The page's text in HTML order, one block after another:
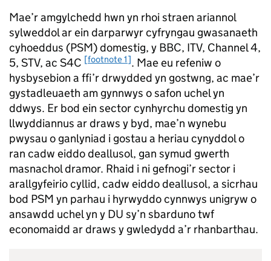
Mae’r amgylchedd hwn yn rhoi straen ariannol
sylweddol ar ein darparwyr cyfryngau gwasanaeth
cyhoeddus (PSM) domestig, y BBC, ITV, Channel 4,
5, STV, ac S4C [footnote 1]. Mae eu refeniw o
hysbysebion a ffi’r drwydded yn gostwng, ac mae’r
gystadleuaeth am gynnwys o safon uchel yn
ddwys. Er bod ein sector cynhyrchu domestig yn
llwyddiannus ar draws y byd, mae’n wynebu
pwysau o ganlyniad i gostau a heriau cynyddol o
ran cadw eiddo deallusol, gan symud gwerth
masnachol dramor. Rhaid i ni gefnogi’r sector i
arallgyfeirio cyllid, cadw eiddo deallusol, a sicrhau
bod PSM yn parhau i hyrwyddo cynnwys unigryw o
ansawdd uchel yn y DU sy’n sbarduno twf
economaidd ar draws y gwledydd a’r rhanbarthau.